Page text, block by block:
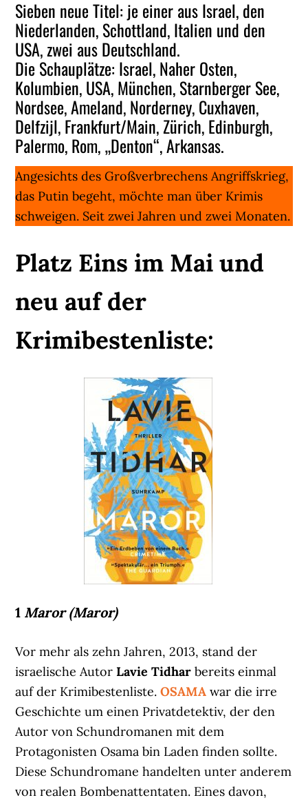
Sieben neue Titel: je einer aus Israel, den
Niederlanden, Schottland, Italien und den
USA, zwei aus Deutschland.
Die Schauplätze: Israel, Naher Osten,
Kolumbien, USA, München, Starnberger See,
Nordsee, Ameland, Norderney, Cuxhaven,
Delfzijl, Frankfurt/Main, Zürich, Edinburgh,
Palermo, Rom, „Denton“, Arkansas.
Angesichts des Großverbrechens Angriffskrieg,
das Putin begeht, möchte man über Krimis
schweigen. Seit zwei Jahren und zwei Monaten.
Platz Eins im Mai und
neu auf der
Krimibestenliste:
1 Maror (Maror)
Vor mehr als zehn Jahren, 2013, stand der
israelische AutorLavie Tidhar bereits einmal
auf der Krimibestenliste.OSAMAwar die irre
Geschichte um einen Privatdetektiv, der den
Autor von Schundromanen mit dem
Protagonisten Osama bin Laden finden sollte.
Diese Schundromane handelten unter anderem
von realen Bombenattentaten. Eines davon,